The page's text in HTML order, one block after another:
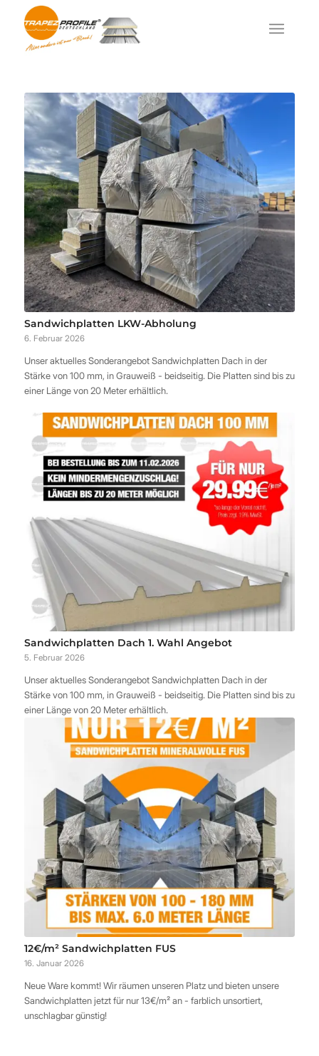
Sandwichplatten LKW-Abholung
6. Februar 2026
Unser aktuelles Sonderangebot Sandwichplatten Dach in der
Stärke von 100 mm, in Grauweiß - beidseitig. Die Platten sind bis zu
einer Länge von 20 Meter erhältlich.
Sandwichplatten Dach 1. Wahl Angebot
5. Februar 2026
Unser aktuelles Sonderangebot Sandwichplatten Dach in der
Stärke von 100 mm, in Grauweiß - beidseitig. Die Platten sind bis zu
einer Länge von 20 Meter erhältlich.
12€/m² Sandwichplatten FUS
16. Januar 2026
Neue Ware kommt! Wir räumen unseren Platz und bieten unsere
Sandwichplatten jetzt für nur 13€/m² an - farblich unsortiert,
unschlagbar günstig!